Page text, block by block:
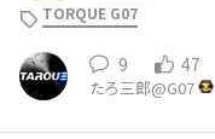
TORQUE G07
9 47
たろ三郎@G07